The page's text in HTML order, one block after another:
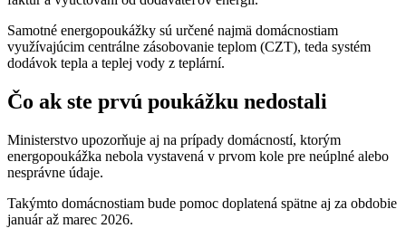
Samotné energopoukážky sú určené najmä domácnostiam
využívajúcim centrálne zásobovanie teplom (CZT), teda systém
dodávok tepla a teplej vody z teplární.
Čo ak ste prvú poukážku nedostali
Ministerstvo upozorňuje aj na prípady domácností, ktorým
energopoukážka nebola vystavená v prvom kole pre neúplné alebo
nesprávne údaje.
Takýmto domácnostiam bude pomoc doplatená spätne aj za obdobie
január až marec 2026.